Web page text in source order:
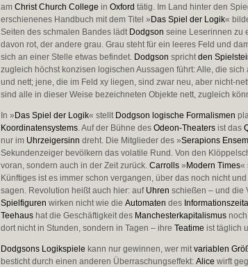
am Christ Church College in Oxford tätig. Im Land hinter den
erschienenes Handbuch mit dem Titel » Das Spiel der Logik«
Seiten des schmalen Bandes lädt Dodgson seine Leserinnen zu
davon rot, der andere grau. Grau steht für ein leeres Feld und
sich an einer Stelle etwas befindet. Dodgson sprichtden
zugleich höchst konzisen logischen Aussagen führt: Alle, die
und nett; jene, die im Feld xy liegen, sind zwar neu, aber nicht-
sind alle in dieser Weise bezeichneten Objekte nett, zugleich
In » Das Spiel der Logik« stellt Dodgson logische Formalismen
Koordinatensystems. Auf der Bühne des Odeon-Theatersist das
nur im Uhrzeigersinn dreht. Die Mitglieder des »Serapions
Sekundenzeiger bevölkern das volatile Rund. Von den
voran, sondern auch in der Zeit zurück. Carrolls» Modern Times«
Künftiges ist es immer schon vergangen, über das noch nicht
sagen. Revolution heißt auch hier: auf Uhren schießen – und die
Spielfiguren wirken nicht wie die Automaten des
Teehaushat die Geschäftigkeit des Manchesterkapitalismusnoch
dort nicht in Stunden, sondern in Tagen – ihre Teatime ist täglich
Dodgsons Logikspiele kann nur gewinnen, wer mitvariablen
besticht durch einen anderen Überraschungseffekt: Alice wirft